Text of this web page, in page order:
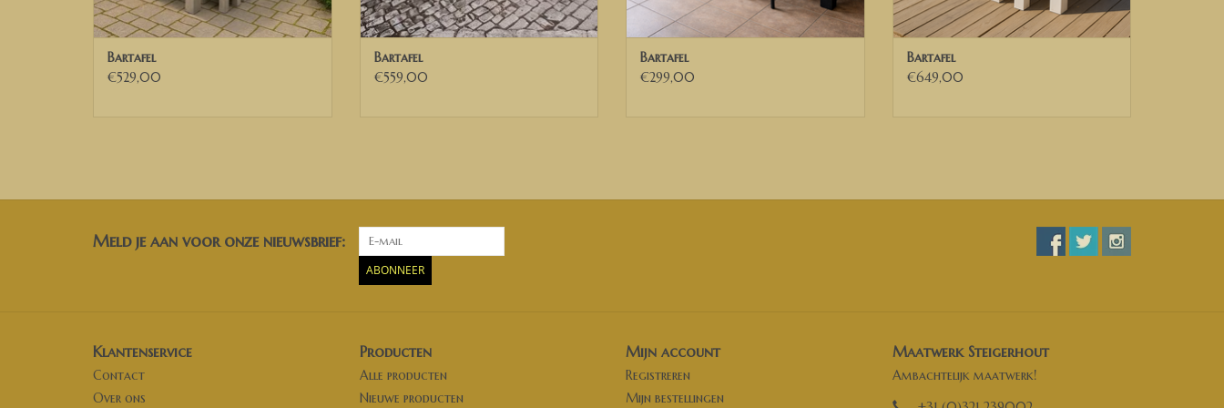
✅ Voor Belgische ondernemingen die beschikken over een geldig Belgisch BTW nummer, kunnen
Möchten Sie eine kleinere Version dieser Tabelle? Dann kontaktieren Sie uns für ein Angebot..
Maßtabelle auf dem Foto:
Bartafel
€529,00
Bartafel
€559,00
Bartafel
€299,00
Bartafel
€649,00
Meld je aan voor onze nieuwsbrief:
ABONNEER
Klantenservice
Contact
Over ons
Producten
Alle producten
Nieuwe producten
Mijn account
Registreren
Mijn bestellingen
Maatwerk Steigerhout
Ambachtelijk maatwerk!